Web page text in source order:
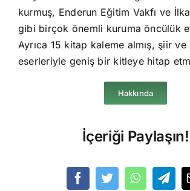
kurmuş, Enderun Eğitim Vakfı ve
gibi birçok önemli kuruma öncülük
Ayrıca 15 kitap kaleme almış, şiir
eserleriyle geniş bir kitleye hitap
Hakkında
İçeriği Paylaşın!